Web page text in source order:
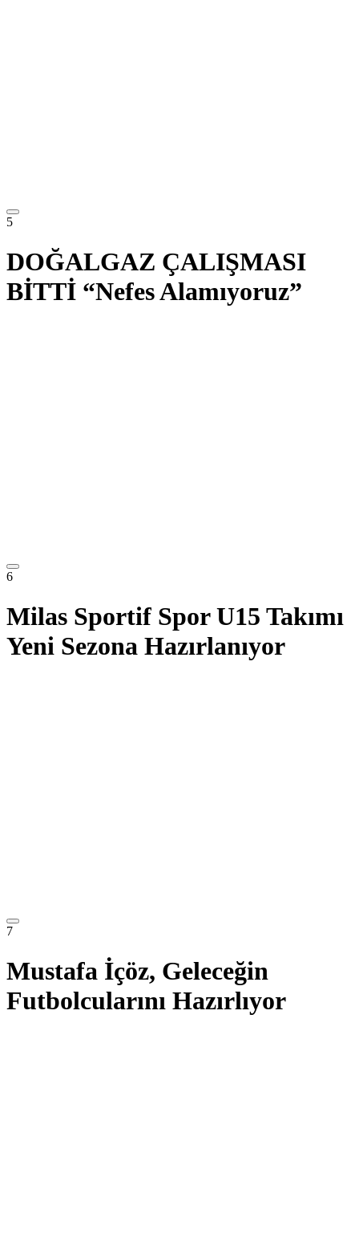
5
DOĞALGAZ ÇALIŞMASI
BİTTİ “Nefes Alamıyoruz”
6
Milas Sportif Spor U15 Takımı
Yeni Sezona Hazırlanıyor
7
Mustafa İçöz, Geleceğin
Futbolcularını Hazırlıyor